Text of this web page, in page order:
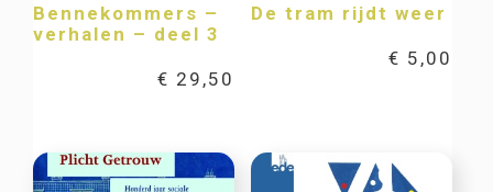
Bennekommers –
verhalen – deel 3
€ 29,50
De tram rijdt weer
€ 5,00